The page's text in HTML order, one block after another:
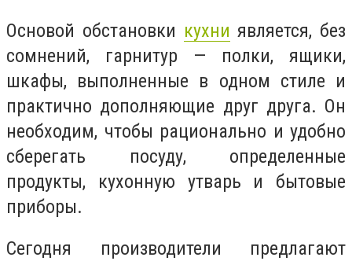
Основой обстановки кухни является, без
сомнений, гарнитур — полки, ящики,
шкафы, выполненные в одном стиле и
практично дополняющие друг друга. Он
необходим, чтобы рационально и удобно
сберегать посуду, определенные
продукты, кухонную утварь и бытовые
приборы.
Сегодня производители предлагают